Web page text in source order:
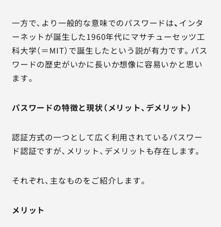
一方で、より一般的な意味でのパスワードは、 インタ
ーネットが誕生した1960年代にマサチューセッツ工
科大学（＝MIT）で誕生したという説が有力です。パス
ワードの歴史がいかに長いか想像に容易いかと思い
ます。
パスワードの特徴と現状（メリット、デメリット）
認証方式の一つとして広く利用されているパスワー
ド認証ですが、メリット、デメリットも存在します。
それぞれ、主なものをご紹介します。
メリット